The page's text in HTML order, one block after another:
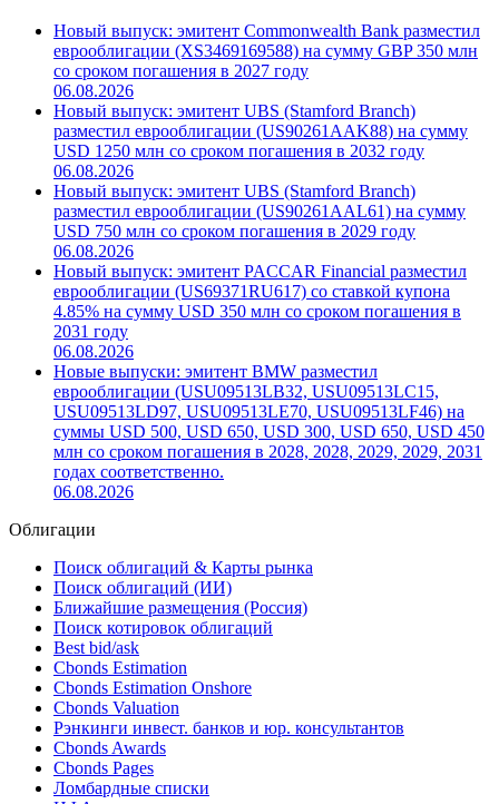
Новый выпуск: эмитент Commonwealth Bank разместил
еврооблигации (XS3469169588) на сумму GBP 350 млн
со сроком погашения в 2027 году
06.08.2026
Новый выпуск: эмитент UBS (Stamford Branch)
разместил еврооблигации (US90261AAK88) на сумму
USD 1250 млн со сроком погашения в 2032 году
06.08.2026
Новый выпуск: эмитент UBS (Stamford Branch)
разместил еврооблигации (US90261AAL61) на сумму
USD 750 млн со сроком погашения в 2029 году
06.08.2026
Новый выпуск: эмитент PACCAR Financial разместил
еврооблигации (US69371RU617) со ставкой купона
4.85% на сумму USD 350 млн со сроком погашения в
2031 году
06.08.2026
Новые выпуски: эмитент BMW разместил
еврооблигации (USU09513LB32, USU09513LC15,
USU09513LD97, USU09513LE70, USU09513LF46) на
суммы USD 500, USD 650, USD 300, USD 650, USD 450
млн со сроком погашения в 2028, 2028, 2029, 2029, 2031
годах соответственно.
06.08.2026
Облигации
Поиск облигаций & Карты рынка
Поиск облигаций (ИИ)
Ближайшие размещения (Россия)
Поиск котировок облигаций
Best bid/ask
Cbonds Estimation
Cbonds Estimation Onshore
Cbonds Valuation
Рэнкинги инвест. банков и юр. консультантов
Cbonds Awards
Cbonds Pages
Ломбардные списки